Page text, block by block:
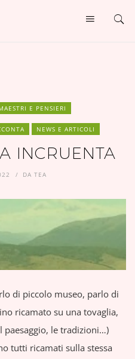
E PENSIERI
NEWS E ARTICOLI
INCRUENTA
DA TEA
di piccolo museo, parlo di
ricamato su una tovaglia,
le tradizioni…)
tutti ricamati sulla stessa